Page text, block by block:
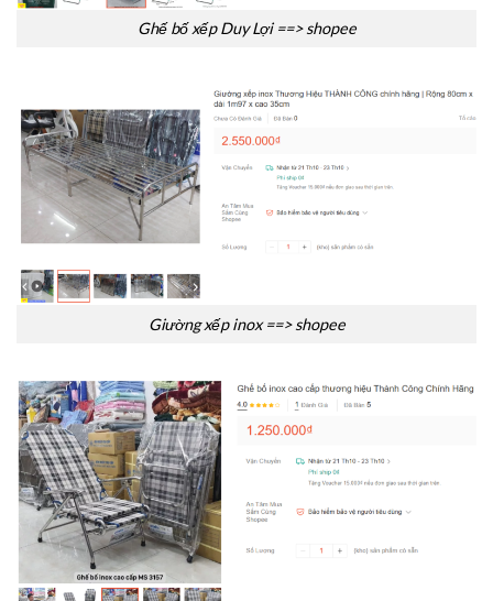
Ghế bố xếp Duy Lợi ==> shopee
Giường xếp inox ==> shopee